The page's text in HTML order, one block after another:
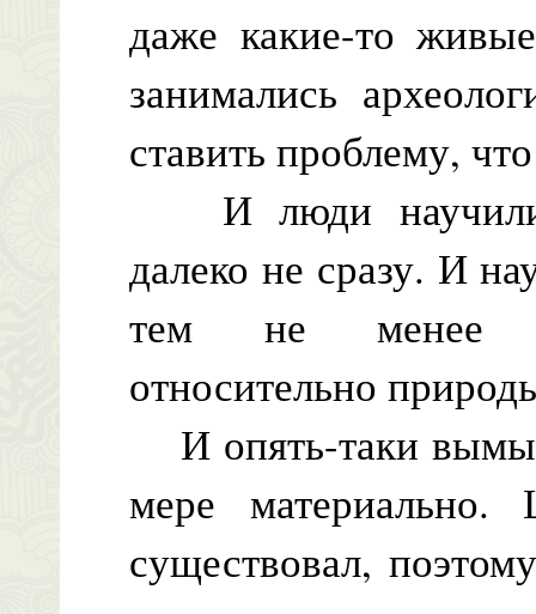
даже какие-то
занимались
ставить проблему,
И люди
далеко не сразу. И
тем не менее
относительно
И опять-таки
мере
существовал,